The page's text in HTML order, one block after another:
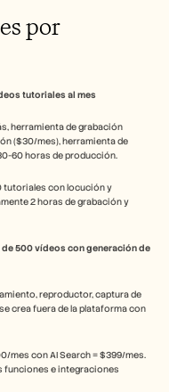
por
tutoriales al mes
herramienta de grabación
($30/mes), herramienta de
60 horas de producción.
tutoriales con locución y
2 horas de grabación y
500 vídeos con generación de
reproductor, captura de
crea fuera de la plataforma con
mes con AI Search = $399/mes.
funciones e integraciones